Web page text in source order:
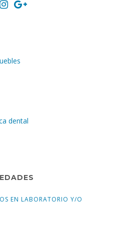
dental
EN LABORATORIO Y/O